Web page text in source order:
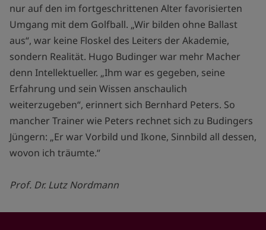
nur auf den im fortgeschrittenen Alter favorisierten
Umgang mit dem Golfball. „Wir bilden ohne Ballast
aus“, war keine Floskel des Leiters der Akademie,
sondern Realität. Hugo Budinger war mehr Macher
denn Intellektueller. „Ihm war es gegeben, seine
Erfahrung und sein Wissen anschaulich
weiterzugeben“, erinnert sich Bernhard Peters. So
mancher Trainer wie Peters rechnet sich zu Budingers
Jüngern: „Er war Vorbild und Ikone, Sinnbild all dessen,
wovon ich träumte.“
Prof. Dr. Lutz Nordmann